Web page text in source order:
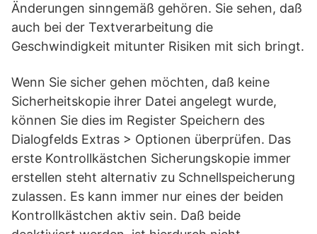
Änderungen sinngemäß gehören. Sie sehen, daß
auch bei der Textverarbeitung die
Geschwindigkeit mitunter Risiken mit sich bringt.
Wenn Sie sicher gehen möchten, daß keine
Sicherheitskopie ihrer Datei angelegt wurde,
können Sie dies im Register Speichern des
Dialogfelds Extras > Optionen überprüfen. Das
erste Kontrollkästchen Sicherungskopie immer
erstellen steht alternativ zu Schnellspeicherung
zulassen. Es kann immer nur eines der beiden
Kontrollkästchen aktiv sein. Daß beide